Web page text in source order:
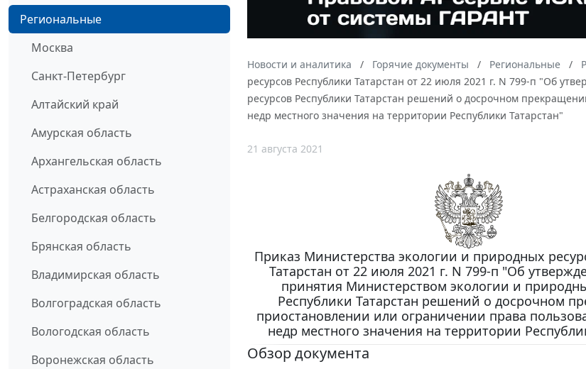
Региональные
Москва
Санкт-Петербург
Алтайский край
Амурская область
Архангельская область
Астраханская область
Белгородская область
Брянская область
Владимирская область
Волгоградская область
Вологодская область
Воронежская область
Новости и аналитика Горячие документы Региональные
ресурсов Республики Татарстан от 22 июля 2021 г. N 799-п "Об
ресурсов Республики Татарстан решений о досрочном
недр местного значения на территории Республики Татарстан"
21 августа 2021
Приказ Министерства экологии и природных
Татарстан от 22 июля 2021 г. N 799-п "Об
принятия Министерством экологии и
Республики Татарстан решений о досрочном
приостановлении или ограничении права
недр местного значения на территории
Обзор документа